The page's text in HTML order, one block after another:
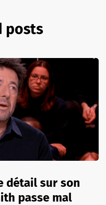
posts
détail sur son
passe mal